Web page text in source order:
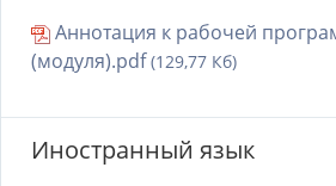
Аннотация к рабочей
(модуля).pdf(129,77 Кб)
Иностранный язык